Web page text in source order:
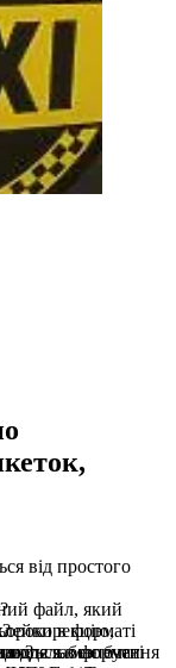
від простого
файл, який
для забезпечення
в форматі
модель має бути
в форматі